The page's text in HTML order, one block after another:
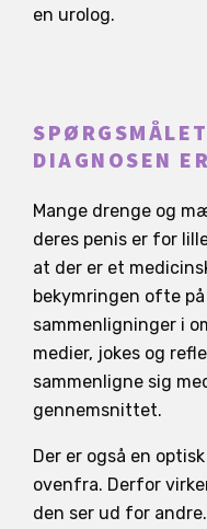
en urolog.
DIAGNOSEN
Mange drenge og
deres penis er for
at der er et
bekymringen ofte
sammenligninger i
medier, jokes og
sammenligne sig
gennemsnittet.
Der er også en
ovenfra. Derfor
den ser ud for